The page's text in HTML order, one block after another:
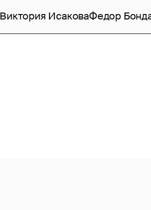
Виктория ИсаковаФедор